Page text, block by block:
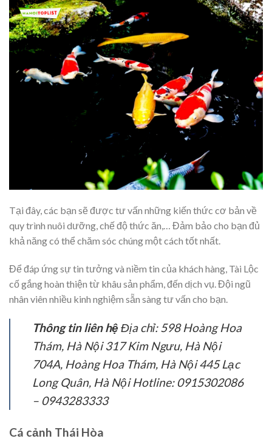
Tại đây, các bạn sẽ được tư vấn những kiến thức cơ bản về
quy trình nuôi dưỡng, chế độ thức ăn,… Đảm bảo cho bạn đủ
khả năng có thể chăm sóc chúng một cách tốt nhất.
Để đáp ứng sự tin tưởng và niềm tin của khách hàng, Tài Lộc
cố gắng hoàn thiện từ khâu sản phẩm, đến dịch vụ. Đội ngũ
nhân viên nhiều kinh nghiệm sẵn sàng tư vấn cho bạn.
Thông tin liên hệ Địa chỉ: 598 Hoàng Hoa
Thám, Hà Nội 317 Kim Ngưu, Hà Nội
704A, Hoàng Hoa Thám, Hà Nội 445 Lạc
Long Quân, Hà Nội Hotline: 0915302086
– 0943283333
Cá cảnh Thái Hòa